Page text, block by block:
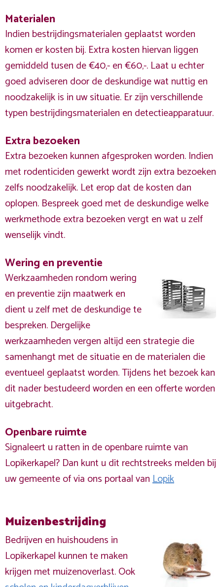
Materialen
Indien bestrijdingsmaterialen geplaatst worden
komen er kosten bij. Extra kosten hiervan liggen
gemiddeld tusen de €40,- en €60,-. Laat u echter
goed adviseren door de deskundige wat nuttig en
noodzakelijk is in uw situatie. Er zijn verschillende
typen bestrijdingsmaterialen en detectieapparatuur.
Extra bezoeken
Extra bezoeken kunnen afgesproken worden. Indien
met rodenticiden gewerkt wordt zijn extra bezoeken
zelfs noodzakelijk. Let erop dat de kosten dan
oplopen. Bespreek goed met de deskundige welke
werkmethode extra bezoeken vergt en wat u zelf
wenselijk vindt.
Wering en preventie
Werkzaamheden rondom wering
en preventie zijn maatwerk en
dient u zelf met de deskundige te
bespreken. Dergelijke
werkzaamheden vergen altijd een strategie die
samenhangt met de situatie en de materialen die
eventueel geplaatst worden. Tijdens het bezoek kan
dit nader bestudeerd worden en een offerte worden
uitgebracht.
Openbare ruimte
Signaleert u ratten in de openbare ruimte van
Lopikerkapel? Dan kunt u dit rechtstreeks melden bij
uw gemeente of via ons portaal vanLopik
Muizenbestrijding
Bedrijven en huishoudens in
Lopikerkapel kunnen te maken
krijgen met muizenoverlast. Ook